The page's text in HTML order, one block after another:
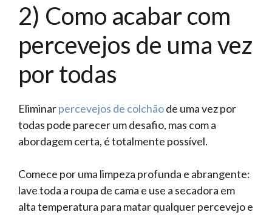
2) Como acabar com
percevejos de uma vez
por todas
Eliminarpercevejos de colchãode uma vez por
todas pode parecer um desafio, mas com a
abordagem certa, é totalmente possível.
Comece por uma limpeza profunda e abrangente:
lave toda a roupa de cama e use a secadora em
alta temperatura para matar qualquer percevejo e